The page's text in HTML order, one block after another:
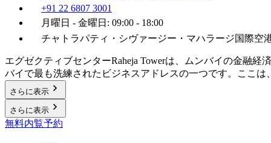
+91 22 6807 3001
月曜日 - 金曜日: 09:00 - 18:00
チャトラパティ・シヴァージー・マハラージ国際空
エグゼクティブセンターRaheja Towerは、ムンバイの金融
バイで最も洗練されたビジネスアドレスの一つです。ここ
さらに表示
さらに表示
無料内覧予約